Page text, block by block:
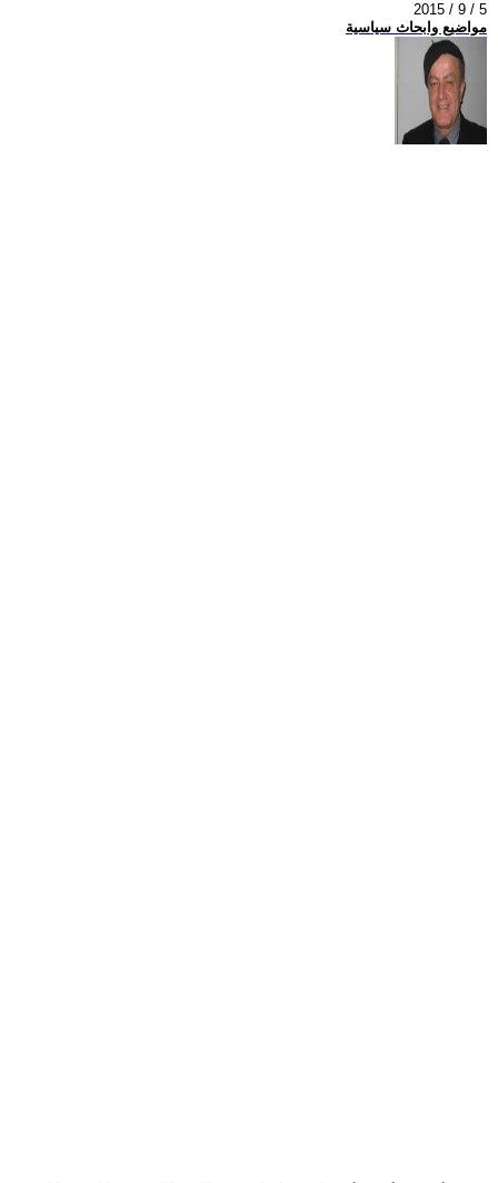
2015 / 9 / 5
مواضيع وابحاث سياسية